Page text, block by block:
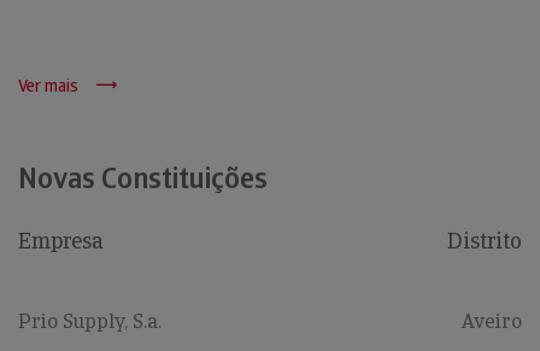
Ver mais
Novas Constituições
Empresa Distrito
Prio Supply, S.a. Aveiro